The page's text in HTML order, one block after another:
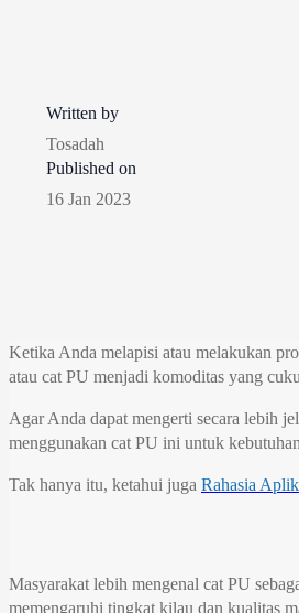
Written by
Tosadah
Published on
16 Jan 2023
Ketika Anda melapisi atau melakukan
atau cat PU menjadi komoditas yang
Agar Anda dapat mengerti secara lebih
menggunakan cat PU ini untuk
Tak hanya itu, ketahui juga Rahasia
Masyarakat lebih mengenal cat PU
memengaruhi tingkat kilau dan kualitas